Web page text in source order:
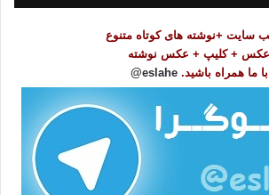
سایت +نوشته های کوتاه متنوع
عکس + کلیپ + عکس نوشته
با ما همراه باشید. eslahe@